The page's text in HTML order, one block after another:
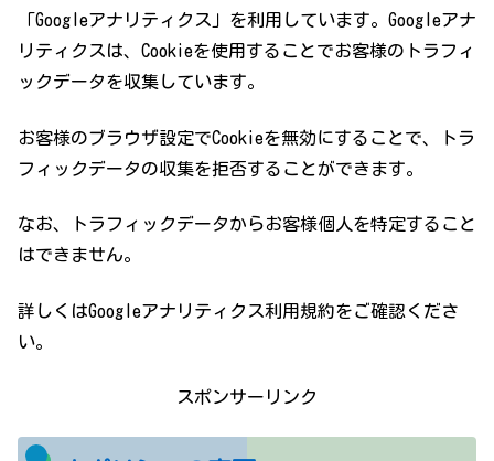
「Googleアナリティクス」を利用しています。Googleアナ
リティクスは、Cookieを使用することでお客様のトラフィ
ックデータを収集しています。
お客様のブラウザ設定でCookieを無効にすることで、トラ
フィックデータの収集を拒否することができます。
なお、トラフィックデータからお客様個人を特定すること
はできません。
詳しくはGoogleアナリティクス利用規約をご確認くださ
い。
スポンサーリンク